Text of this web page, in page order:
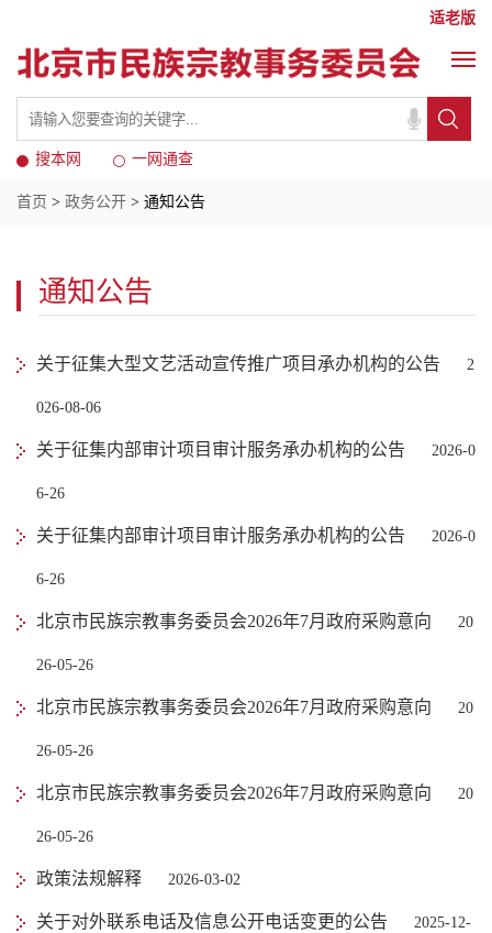
适老版
搜本网 一网通查
首页 > 政务公开 > 通知公告
通知公告
关于征集大型文艺活动宣传推广项目承办机构的公告 2
026-08-06
关于征集内部审计项目审计服务承办机构的公告 2026-0
6-26
关于征集内部审计项目审计服务承办机构的公告 2026-0
6-26
北京市民族宗教事务委员会2026年7月政府采购意向 20
26-05-26
北京市民族宗教事务委员会2026年7月政府采购意向 20
26-05-26
北京市民族宗教事务委员会2026年7月政府采购意向 20
26-05-26
政策法规解释 2026-03-02
关于对外联系电话及信息公开电话变更的公告 2025-12-